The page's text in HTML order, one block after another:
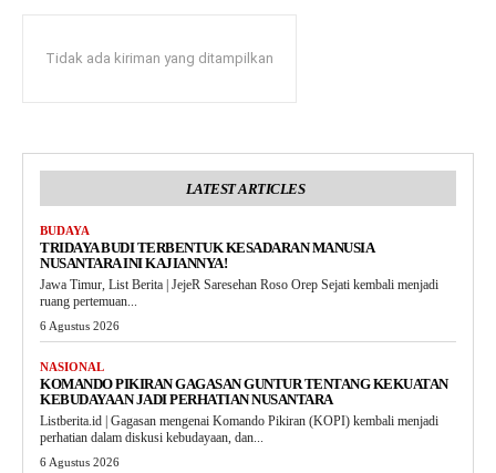
Tidak ada kiriman yang ditampilkan
LATEST ARTICLES
BUDAYA
TRIDAYA BUDI TERBENTUK KESADARAN MANUSIA
NUSANTARA INI KAJIANNYA!
Jawa Timur, List Berita | JejeR Saresehan Roso Orep Sejati kembali menjadi
ruang pertemuan...
6 Agustus 2026
NASIONAL
KOMANDO PIKIRAN GAGASAN GUNTUR TENTANG KEKUATAN
KEBUDAYAAN JADI PERHATIAN NUSANTARA
Listberita.id | Gagasan mengenai Komando Pikiran (KOPI) kembali menjadi
perhatian dalam diskusi kebudayaan, dan...
6 Agustus 2026